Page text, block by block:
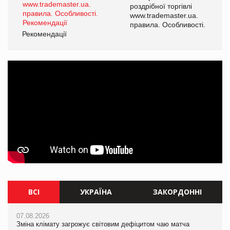
роздрібної торгівлі
www.trademaster.ua.
правила. Особливості.
Рекомендації
ВСІ УКРАЇНА ЗАКОРДОННІ
07.08.2026
Зміна клімату загрожує світовим дефіцитом чаю матча
07.08.2026
Зміна клімату загрожує світовим дефіцитом чаю матча
07.08.2026
Зміна клімату загрожує світовим дефіцитом чаю матча